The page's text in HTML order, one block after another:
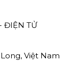
ĐIỆN TỬ
Việt Nam